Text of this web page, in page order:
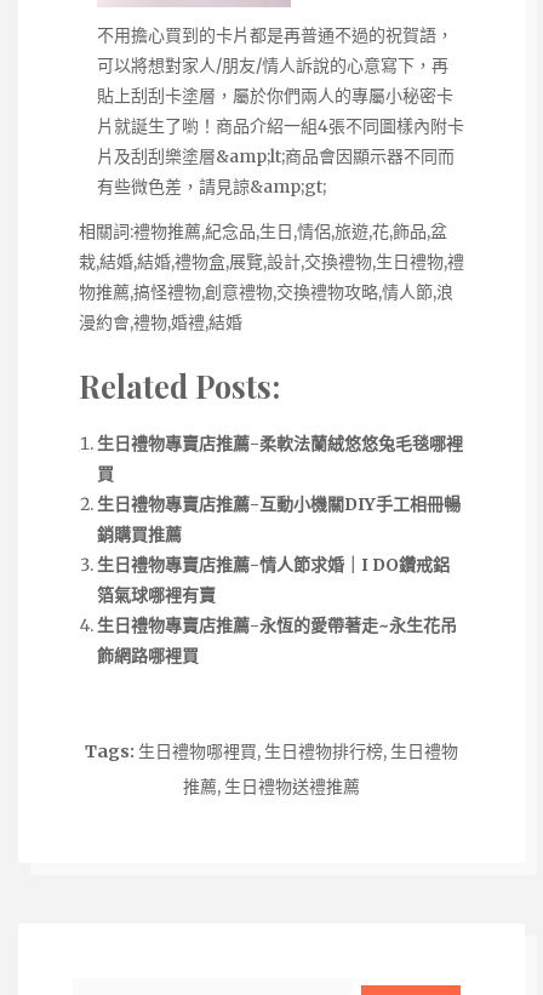
不用擔心買到的卡片都是再普通不過的祝賀語，
可以將想對家人/朋友/情人訴說的心意寫下，再
貼上刮刮卡塗層，屬於你們兩人的專屬小秘密卡
片就誕生了喲！商品介紹一組4張不同圖樣內附卡
片及刮刮樂塗層&amp;lt;商品會因顯示器不同而
有些微色差，請見諒&amp;gt;
相關詞:禮物推薦,紀念品,生日,情侶,旅遊,花,飾品,盆
栽,結婚,結婚,禮物盒,展覽,設計,交換禮物,生日禮物,禮
物推薦,搞怪禮物,創意禮物,交換禮物攻略,情人節,浪
漫約會,禮物,婚禮,結婚
Related Posts:
生日禮物專賣店推薦-柔軟法蘭絨悠悠兔毛毯哪裡
買
生日禮物專賣店推薦-互動小機關DIY手工相冊暢
銷購買推薦
生日禮物專賣店推薦-情人節求婚｜I DO鑽戒鋁
箔氣球哪裡有賣
生日禮物專賣店推薦-永恆的愛帶著走~永生花吊
飾網路哪裡買
Tags: 生日禮物哪裡買, 生日禮物排行榜, 生日禮物
推薦, 生日禮物送禮推薦